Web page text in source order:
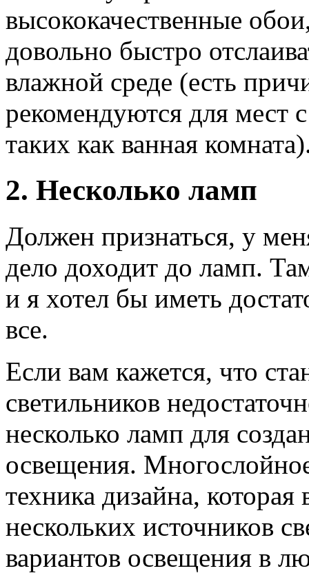
высококачественные
довольно быстро
влажной среде (есть
рекомендуются для мест
таких как ванная
2. Несколько ламп
Должен признаться, у
дело доходит до ламп.
и я хотел бы иметь
все.
Если вам кажется, что
светильников
несколько ламп для
освещения.
техника дизайна,
нескольких источников
вариантов освещения в